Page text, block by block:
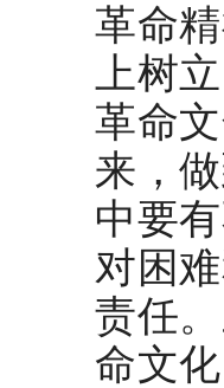
革命
上树
革命
来，
中要
对困
责任
命文